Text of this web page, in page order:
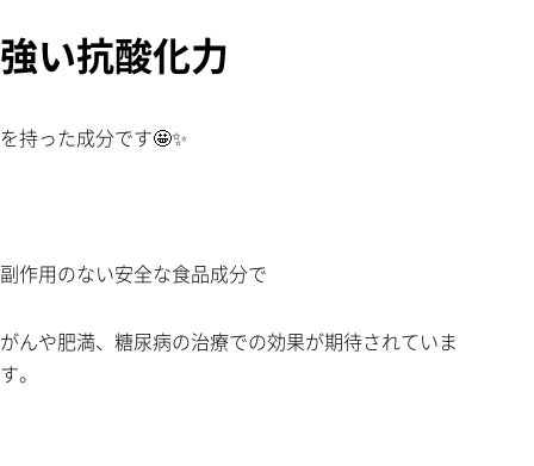
強い抗酸化力
を持った成分です🤩✨
副作用のない安全な食品成分で
がんや肥満、糖尿病の治療での効果が期待されていま
す。